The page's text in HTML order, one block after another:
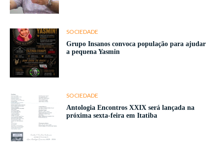
SOCIEDADE
Grupo Insanos convoca população para ajudar
a pequena Yasmin
SOCIEDADE
Antologia Encontros XXIX será lançada na
próxima sexta-feira em Itatiba